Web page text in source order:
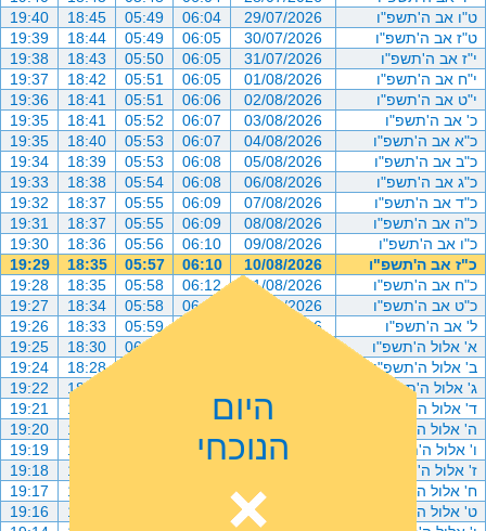
ט"ו אב ה'תשפ"ו
29/07/2026
06:04
05:49
18:45
19:40
ט"ז אב ה'תשפ"ו
30/07/2026
06:05
05:49
18:44
19:39
י"ז אב ה'תשפ"ו
31/07/2026
06:05
05:50
18:43
19:38
י"ח אב ה'תשפ"ו
01/08/2026
06:05
05:51
18:42
19:37
י"ט אב ה'תשפ"ו
02/08/2026
06:06
05:51
18:41
19:36
כ' אב ה'תשפ"ו
03/08/2026
06:07
05:52
18:41
19:35
כ"א אב ה'תשפ"ו
04/08/2026
06:07
05:53
18:40
19:35
כ"ב אב ה'תשפ"ו
05/08/2026
06:08
05:53
18:39
19:34
כ"ג אב ה'תשפ"ו
06/08/2026
06:08
05:54
18:38
19:33
כ"ד אב ה'תשפ"ו
07/08/2026
06:09
05:55
18:37
19:32
כ"ה אב ה'תשפ"ו
08/08/2026
06:09
05:55
18:37
19:31
כ"ו אב ה'תשפ"ו
09/08/2026
06:10
05:56
18:36
19:30
כ"ז אב ה'תשפ"ו
10/08/2026
06:10
05:57
18:35
19:29
כ"ח אב ה'תשפ"ו
11/08/2026
06:12
05:58
18:35
19:28
כ"ט אב ה'תשפ"ו
12/08/2026
06:12
05:58
18:34
19:27
ל' אב ה'תשפ"ו
13/08/2026
05:59
18:33
19:26
א' אלול ה'תשפ"ו
06:00
18:30
19:25
ב' אלול ה'תשפ"ו
18:28
19:24
ג' אלול ה'תשפ"ו
18:27
19:22
ד' אלול ה'תשפ"ו
17/08/2026
18:25
19:21
ה' אלול ה'תשפ"ו
18:24
19:20
ו' אלול ה'תשפ"ו
19/08/2026
06:17
18:23
19:19
ז' אלול ה'תשפ"ו
18:22
19:18
ח' אלול ה'תשפ"ו
21/08/2026
18:21
19:17
ט' אלול ה'תשפ"ו
22/08/2026
18:20
19:16
היום
הנוכחי